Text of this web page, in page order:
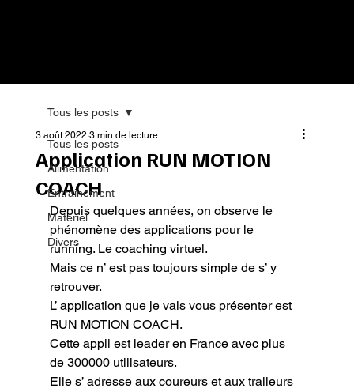
Tous les posts
Alimentation
Entrainement
Matériel
Divers
Tous les posts
Application RUN MOTION
COACH
3 août 2022 3 min de lecture
Depuis quelques années, on observe le
phénomène des applications pour le
running. Le coaching virtuel.
Mais ce n’ est pas toujours simple de s’ y
retrouver.
L’ application que je vais vous présenter est
RUN MOTION COACH.
Cette appli est leader en France avec plus
de 300000 utilisateurs.
Elle s’ adresse aux coureurs et aux traileurs